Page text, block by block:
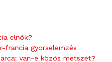
elnök?
francia gyorselemzés
van-e közös metszet?